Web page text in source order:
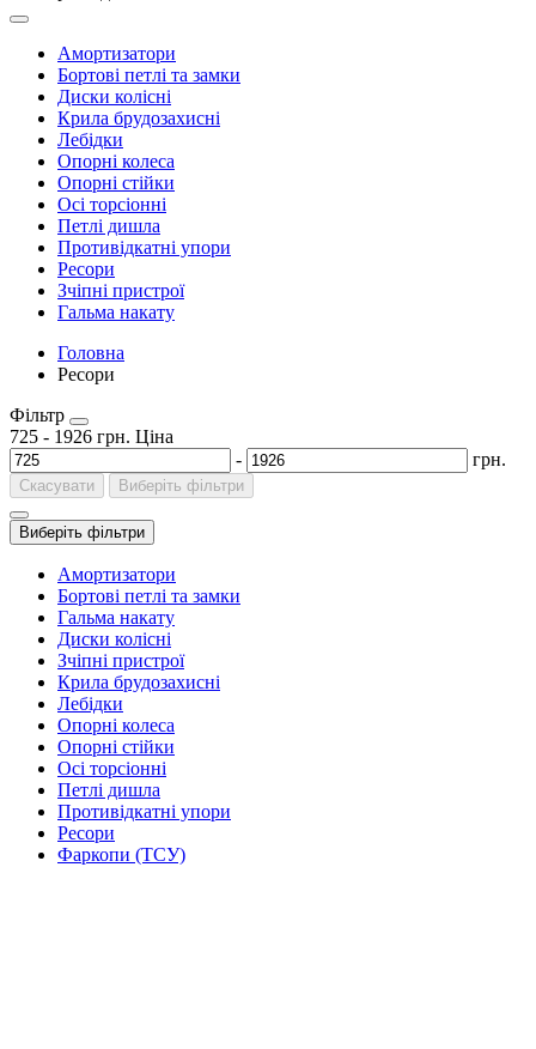
Амортизатори
Бортові петлі та замки
Диски колісні
Крила брудозахисні
Лебідки
Опорні колеса
Опорні стійки
Осі торсіонні
Петлі дишла
Противідкатні упори
Ресори
Зчіпні пристрої
Гальма накату
Головна
Ресори
Фільтр
725 - 1926 грн. Ціна
-
грн.
Скасувати Виберіть фільтри
Виберіть фільтри
Амортизатори
Бортові петлі та замки
Гальма накату
Диски колісні
Зчіпні пристрої
Крила брудозахисні
Лебідки
Опорні колеса
Опорні стійки
Осі торсіонні
Петлі дишла
Противідкатні упори
Ресори
Фаркопи (ТСУ)